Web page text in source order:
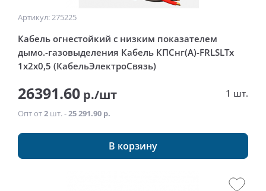
Артикул: 275225
Кабель огнестойкий с низким показателем
дымо.-газовыделения Кабель КПСнг(А)-FRLSLTx
1x2x0,5 (КабельЭлектроСвязь)
26391.60 р./шт 1 шт.
Опт от2 шт. -25 291.90 р.
В корзину